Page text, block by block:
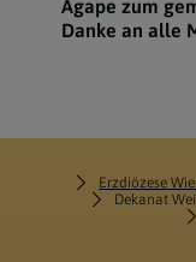
Agape zum
Danke an alle
Erzdiözese
Dekanat